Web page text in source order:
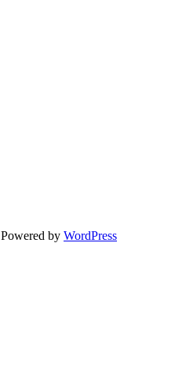
Powered by WordPress